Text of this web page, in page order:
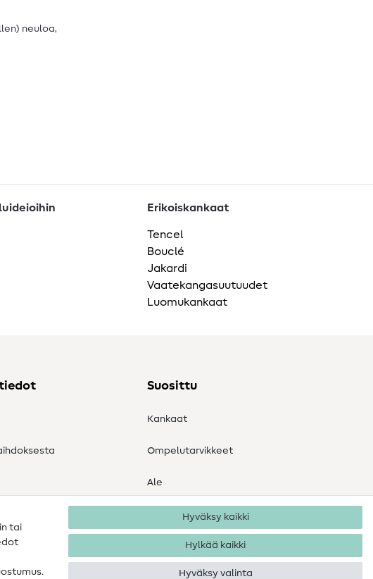
neuloa,
Erikoiskankaat
Tencel
Bouclé
Jakardi
Vaatekangasuutuudet
Luomukankaat
Suosittu
Kankaat
Ompelutarvikkeet
Ale
tai
Hyväksy kaikki
Hylkää kaikki
Hyväksy valinta